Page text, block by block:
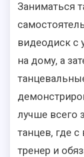
Заниматься
видеодиск с
на дому, а
лучше всего
танцев, где с
тренер и